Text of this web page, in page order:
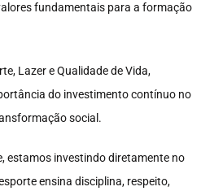
fundamentais para a formação
Lazer e Qualidade de Vida,
do investimento contínuo no
social.
estamos investindo diretamente no
ensina disciplina, respeito,